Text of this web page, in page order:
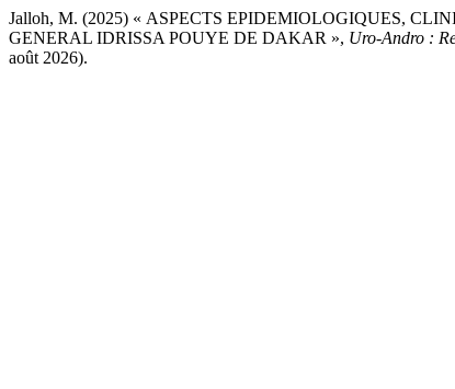
Jalloh, M. (2025) « ASPECTS EPIDEMIOLOGIQUES,
GENERAL IDRISSA POUYE DE DAKAR », Uro-Andro :
août 2026).